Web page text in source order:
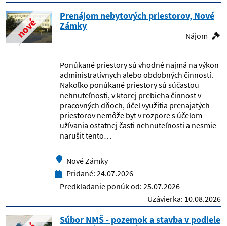
Centrum pre deti a rodiny, Prešov
Centrum spoločných činností SAV
organizačná zložka Správa účelových
zariadení SAV
Centrum spoločných činností SAV,
organizačná zložka Encyklopedický
ústav
Centrum vedecko-technických
informácií SR
Centrum výcviku Lešť
nové
Prenájom nebytových priestorov, Nové
Zámky
Nájom
Ponúkané priestory sú vhodné najmä na výkon
administratívnych alebo obdobných činností.
Nakoľko ponúkané priestory sú súčasťou
nehnuteľnosti, v ktorej prebieha činnosť v
pracovných dňoch, účel využitia prenajatých
priestorov nemôže byť v rozpore s účelom
užívania ostatnej časti nehnuteľnosti a nesmie
narušiť tento…
Nové Zámky
Pridané: 24.07.2026
Predkladanie ponúk od: 25.07.2026
Uzávierka: 10.08.2026
Súbor NMŠ - pozemok a stavba v podiele